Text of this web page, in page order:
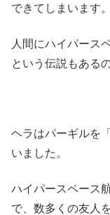
できてしまいます。
人間にハイパース
という伝説もある
ヘラはパーギルを
いました。
ハイパースペース
で、数多くの友人